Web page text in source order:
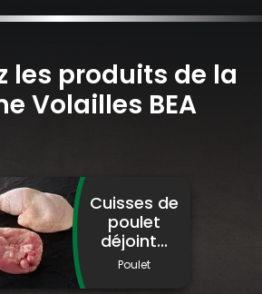
les produits de la
Volailles BEA
Cuisses de
poulet
déjoint...
Poulet